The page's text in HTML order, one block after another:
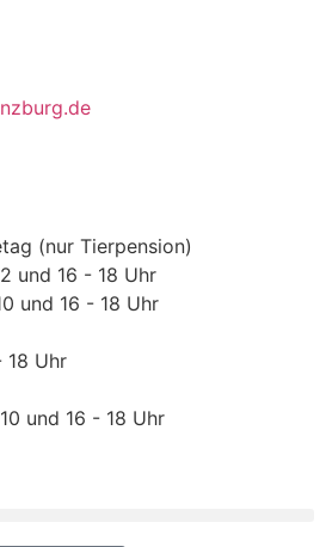
(nur Tierpension)
16 - 18 Uhr
16 - 18 Uhr
Uhr
16 - 18 Uhr